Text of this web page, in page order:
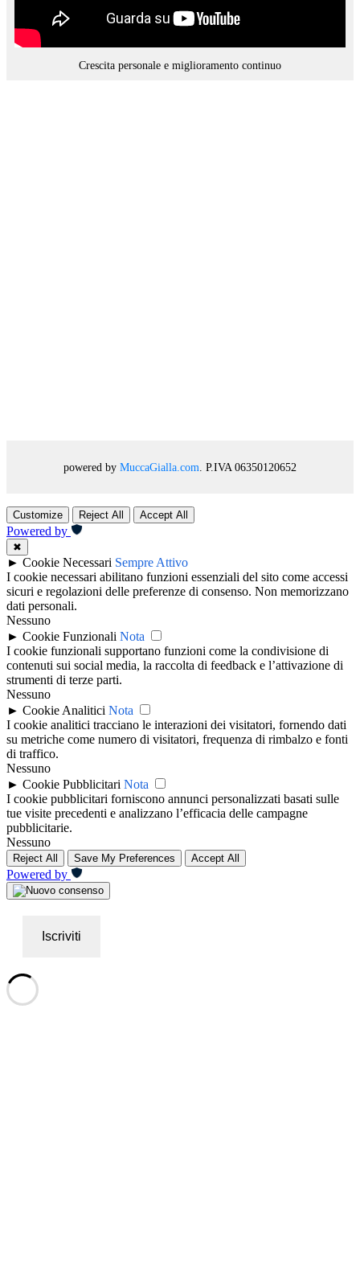
Crescita personale e miglioramento continuo
powered by MuccaGialla.com . P.IVA 06350120652
Customize Reject All Accept All
Powered by
✖
► Cookie Necessari Sempre Attivo
I cookie necessari abilitano funzioni essenziali del sito come accessi
sicuri e regolazioni delle preferenze di consenso. Non memorizzano
dati personali.
Nessuno
► Cookie Funzionali Nota
I cookie funzionali supportano funzioni come la condivisione di
contenuti sui social media, la raccolta di feedback e l’attivazione di
strumenti di terze parti.
Nessuno
► Cookie Analitici Nota
I cookie analitici tracciano le interazioni dei visitatori, fornendo dati
su metriche come numero di visitatori, frequenza di rimbalzo e fonti
di traffico.
Nessuno
► Cookie Pubblicitari Nota
I cookie pubblicitari forniscono annunci personalizzati basati sulle
tue visite precedenti e analizzano l’efficacia delle campagne
pubblicitarie.
Nessuno
Reject All Save My Preferences Accept All
Powered by
Iscriviti